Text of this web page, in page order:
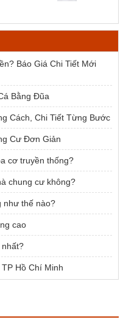
Báo Giá Chi Tiết Mới
Bằng Đũa
Cách, Chi Tiết Từng Bước
Cư Đơn Giản
cơ truyền thống?
chung cư không?
như thế nào?
cao
Hồ Chí Minh